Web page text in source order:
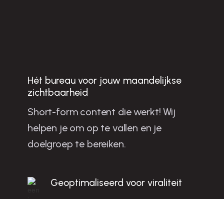
Jo
u
w
b
u
sin
e
ss
la
te
n
g
ro
e
ie
n
m
e
t sh
o
rt-fo
rm
c
o
n
te
n
t in
a
a
stric
h
Hét bureau voor jouw maandelijkse
zichtbaarheid
Short-form content die werkt! Wij
helpen je om op te vallen en je
doelgroep te bereiken.
Geoptimaliseerd voor viraliteit